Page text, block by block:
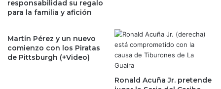
responsabilidad su regalo
para la familia y afición
Martín Pérez y un nuevo
comienzo con los Piratas
de Pittsburgh (+Video)
Ronald Acuña Jr. pretende